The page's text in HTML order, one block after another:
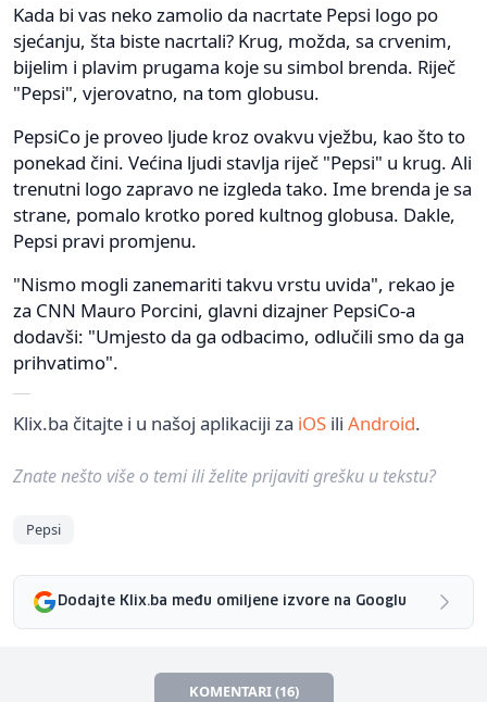
Kada bi vas neko zamolio da nacrtate Pepsi logo po
sjećanju, šta biste nacrtali? Krug, možda, sa crvenim,
bijelim i plavim prugama koje su simbol brenda. Riječ
"Pepsi", vjerovatno, na tom globusu.
PepsiCo je proveo ljude kroz ovakvu vježbu, kao što to
ponekad čini. Većina ljudi stavlja riječ "Pepsi" u krug. Ali
trenutni logo zapravo ne izgleda tako. Ime brenda je sa
strane, pomalo krotko pored kultnog globusa. Dakle,
Pepsi pravi promjenu.
"Nismo mogli zanemariti takvu vrstu uvida", rekao je
za CNN Mauro Porcini, glavni dizajner PepsiCo-a
dodavši: "Umjesto da ga odbacimo, odlučili smo da ga
prihvatimo".
Klix.ba čitajte i u našoj aplikaciji za iOS ili Android.
Znate nešto više o temi ili želite prijaviti grešku u tekstu?
Pepsi
Dodajte Klix.ba među omiljene izvore na Googlu
KOMENTARI (16)